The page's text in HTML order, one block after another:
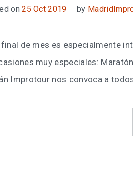
on25 Oct 2019 by
final de mes es especialmente
muy especiales:
Improtour nos convoca a